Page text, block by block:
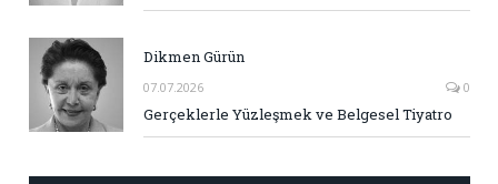
Dikmen Gürün
07.07.2026 0
Gerçeklerle Yüzleşmek ve Belgesel Tiyatro